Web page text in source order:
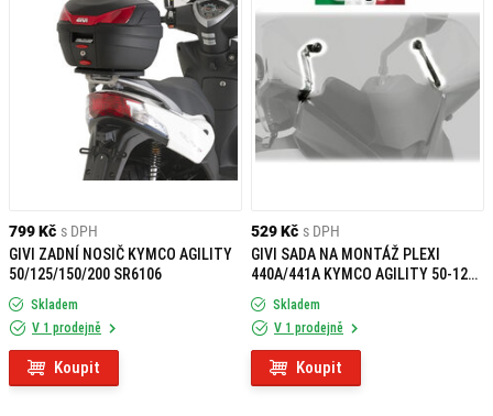
799 Kč s DPH
GIVI ZADNÍ NOSIČ KYMCO AGILITY
50/125/150/200 SR6106
Skladem
V 1 prodejně
Koupit
529 Kč s DPH
GIVI SADA NA MONTÁŽ PLEXI
440A/441A KYMCO AGILITY 50-125-
150-200 R16 (08-13) A440A
Skladem
V 1 prodejně
Koupit